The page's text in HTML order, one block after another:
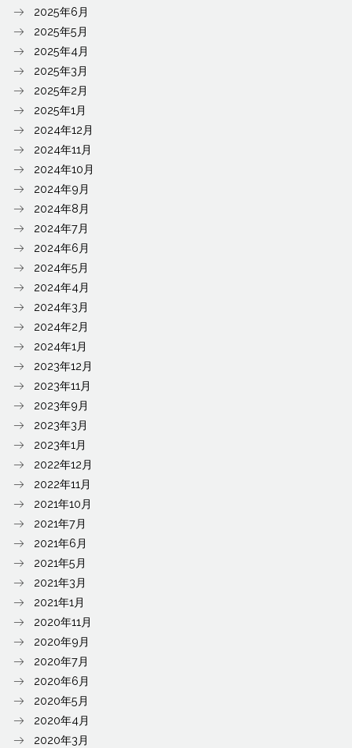
2025年6月
2025年5月
2025年4月
2025年3月
2025年2月
2025年1月
2024年12月
2024年11月
2024年10月
2024年9月
2024年8月
2024年7月
2024年6月
2024年5月
2024年4月
2024年3月
2024年2月
2024年1月
2023年12月
2023年11月
2023年9月
2023年3月
2023年1月
2022年12月
2022年11月
2021年10月
2021年7月
2021年6月
2021年5月
2021年3月
2021年1月
2020年11月
2020年9月
2020年7月
2020年6月
2020年5月
2020年4月
2020年3月